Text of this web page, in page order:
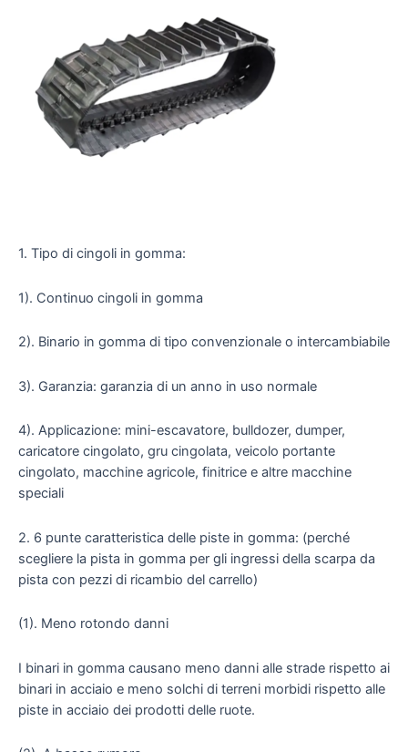
1. Tipo di cingoli in gomma:
1). Continuo cingoli in gomma
2). Binario in gomma di tipo convenzionale o intercambiabile
3). Garanzia: garanzia di un anno in uso normale
4). Applicazione: mini-escavatore, bulldozer, dumper,
caricatore cingolato, gru cingolata, veicolo portante
cingolato, macchine agricole, finitrice e altre macchine
speciali
2. 6 punte caratteristica delle piste in gomma: (perché
scegliere la pista in gomma per gli ingressi della scarpa da
pista con pezzi di ricambio del carrello)
(1). Meno rotondo danni
I binari in gomma causano meno danni alle strade rispetto ai
binari in acciaio e meno solchi di terreni morbidi rispetto alle
piste in acciaio dei prodotti delle ruote.